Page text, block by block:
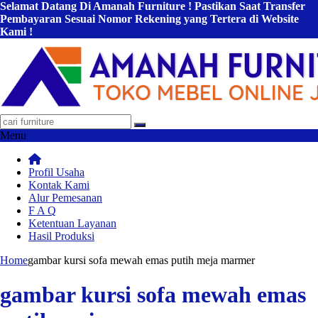
Selamat Datang Di Amanah Furniture ! Pastikan Saat Transfer
Pembayaran Sesuai Nomor Rekening yang Tertera di Website
Kami !
Menu
Profil Usaha
Kontak Kami
Alur Pemesanan
F A Q
Ketentuan Layanan
Hasil Produksi
Homegambar kursi sofa mewah emas putih meja marmer
gambar kursi sofa mewah emas